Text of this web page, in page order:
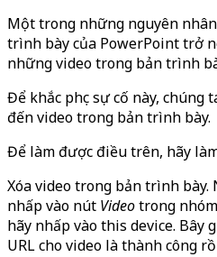
Một trong những nguyên
trình bày của PowerPoint trở
những video trong bản trình
Để khắc phục sự cố này, chúng
đến video trong bản trình bày.
Để làm được điều trên, hãy
Xóa video trong bản trình bày.
nhấp vào nút Videotrong nhóm
hãy nhấp vào this device. Bây
URL cho video là thành công